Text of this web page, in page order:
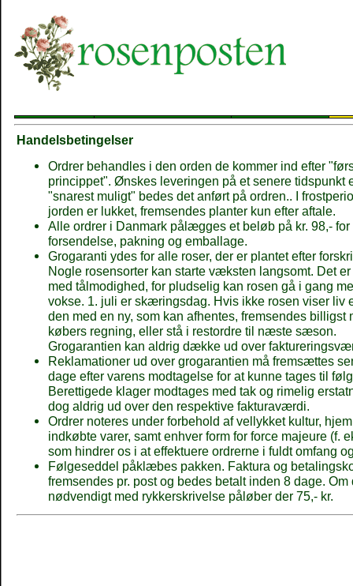
Handelsbetingelser
Ordrer behandles i den orden de kommer ind efter
princippet". Ønskes leveringen på et senere tidspunkt
"snarest muligt" bedes det anført på ordren.. I
jorden er lukket, fremsendes planter kun efter aftale.
Alle ordrer i Danmark pålægges et beløb på kr. 98,- for
forsendelse, pakning og emballage.
Grogaranti ydes for alle roser, der er plantet efter
Nogle rosensorter kan starte væksten langsomt. Det
med tålmodighed, for pludselig kan rosen gå i gang
vokse. 1. juli er skæringsdag. Hvis ikke rosen viser liv
den med en ny, som kan afhentes, fremsendes billigst
købers regning, eller stå i restordre til næste sæson.
Grogarantien kan aldrig dække ud over
Reklamationer ud over grogarantien må fremsættes
dage efter varens modtagelse for at kunne tages til
Berettigede klager modtages med tak og rimelig
dog aldrig ud over den respektive fakturaværdi.
Ordrer noteres under forbehold af vellykket kultur,
indkøbte varer, samt enhver form for force majeure (f.
som hindrer os i at effektuere ordrerne i fuldt omfang
Følgeseddel påklæbes pakken. Faktura og
fremsendes pr. post og bedes betalt inden 8 dage. Om
nødvendigt med rykkerskrivelse påløber der 75,- kr.